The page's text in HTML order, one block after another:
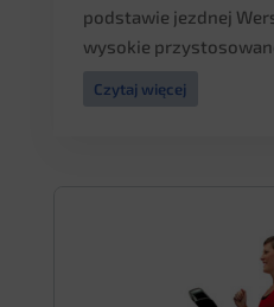
podstawie jezdnej
wysokie
Czytaj więcej